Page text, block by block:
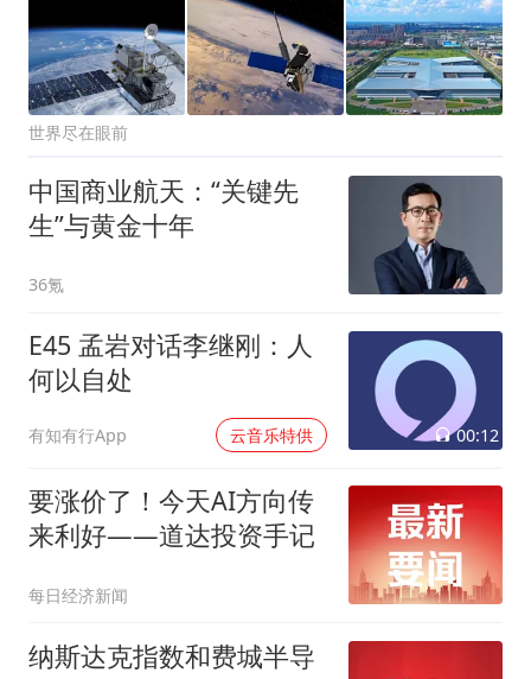
世界尽在眼前
中国商业航天：“关键先
生”与黄金十年
36氪
E45 孟岩对话李继刚：人
何以自处
有知有行App 云音乐特供 00:12
要涨价了！今天AI方向传
来利好——道达投资手记
每日经济新闻
纳斯达克指数和费城半导